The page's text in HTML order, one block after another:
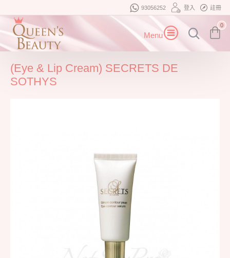
93056252 登入 註冊
0
(Eye & Lip Cream) SECRETS DE
SOTHYS